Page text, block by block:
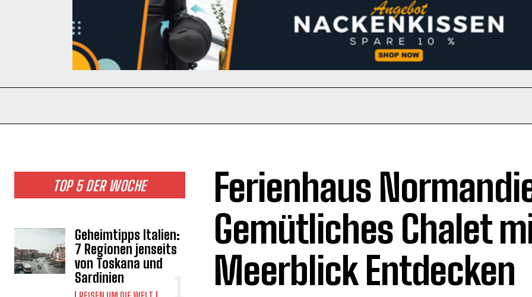
TOP 5 DER WOCHE
Geheimtipps Italien:
7 Regionen jenseits
von Toskana und
Sardinien
Ferienhaus
Gemütliches Chalet
Meerblick Entdecken